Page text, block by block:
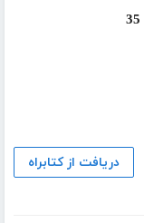
دریافت از کتابراه